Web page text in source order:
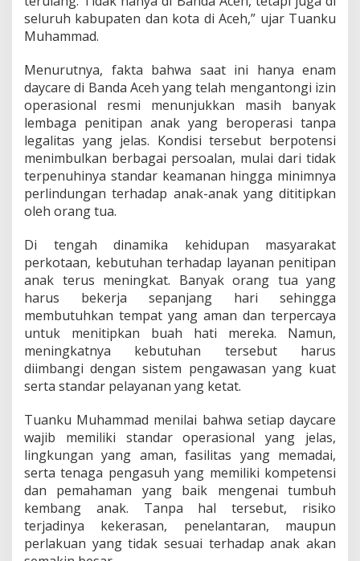
seluruh kabupaten dan kota di Aceh,” ujar Tuanku
Muhammad.
Menurutnya, fakta bahwa saat ini hanya enam
daycare di Banda Aceh yang telah mengantongi izin
operasional resmi menunjukkan masih banyak
lembaga penitipan anak yang beroperasi tanpa
legalitas yang jelas. Kondisi tersebut berpotensi
menimbulkan berbagai persoalan, mulai dari tidak
terpenuhinya standar keamanan hingga minimnya
perlindungan terhadap anak-anak yang dititipkan
oleh orang tua.
Di tengah dinamika kehidupan masyarakat
perkotaan, kebutuhan terhadap layanan penitipan
anak terus meningkat. Banyak orang tua yang
harus bekerja sepanjang hari sehingga
membutuhkan tempat yang aman dan terpercaya
untuk menitipkan buah hati mereka. Namun,
meningkatnya kebutuhan tersebut harus
diimbangi dengan sistem pengawasan yang kuat
serta standar pelayanan yang ketat.
Tuanku Muhammad menilai bahwa setiap daycare
wajib memiliki standar operasional yang jelas,
lingkungan yang aman, fasilitas yang memadai,
serta tenaga pengasuh yang memiliki kompetensi
dan pemahaman yang baik mengenai tumbuh
kembang anak. Tanpa hal tersebut, risiko
terjadinya kekerasan, penelantaran, maupun
perlakuan yang tidak sesuai terhadap anak akan